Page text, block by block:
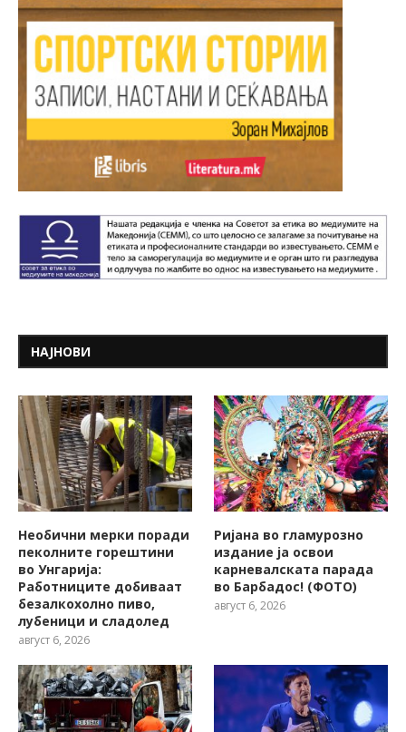
НАЈНОВИ
Необични мерки поради
пеколните горештини
во Унгарија:
Работниците добиваат
безалкохолно пиво,
лубеници и сладолед
август 6, 2026
Ријана во гламурозно
издание ја освои
карневалската парада
во Барбадос! (ФОТО)
август 6, 2026